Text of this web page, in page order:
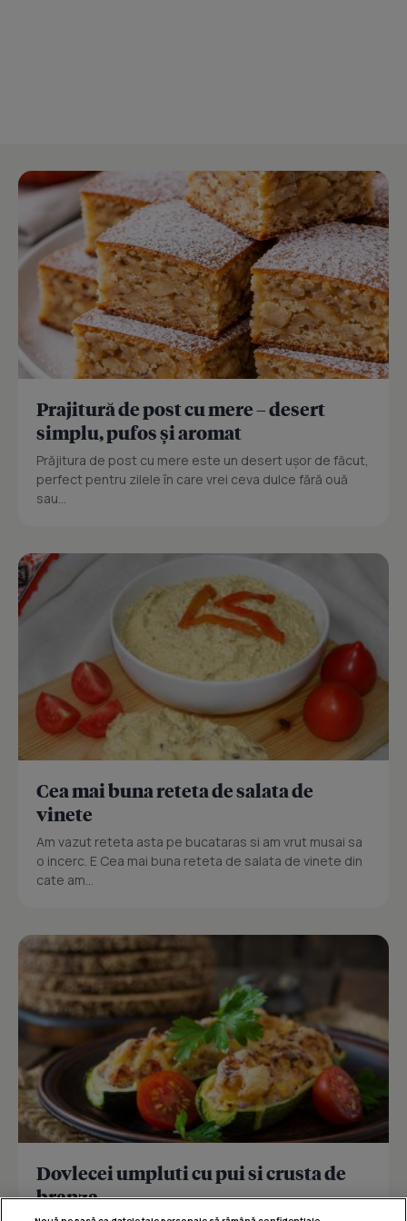
Prajitură de post cu mere – desert
simplu, pufos și aromat
Prăjitura de post cu mere este un desert ușor de făcut,
perfect pentru zilele în care vrei ceva dulce fără ouă
sau...
Cea mai buna reteta de salata de
vinete
Am vazut reteta asta pe bucataras si am vrut musai sa
o incerc. E Cea mai buna reteta de salata de vinete din
cate am...
Dovlecei umpluti cu pui si crusta de
branza